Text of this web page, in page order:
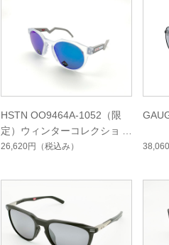
HSTN OO9464A-1052（限
定）ウィンターコレクション
26,620円 （税込み）